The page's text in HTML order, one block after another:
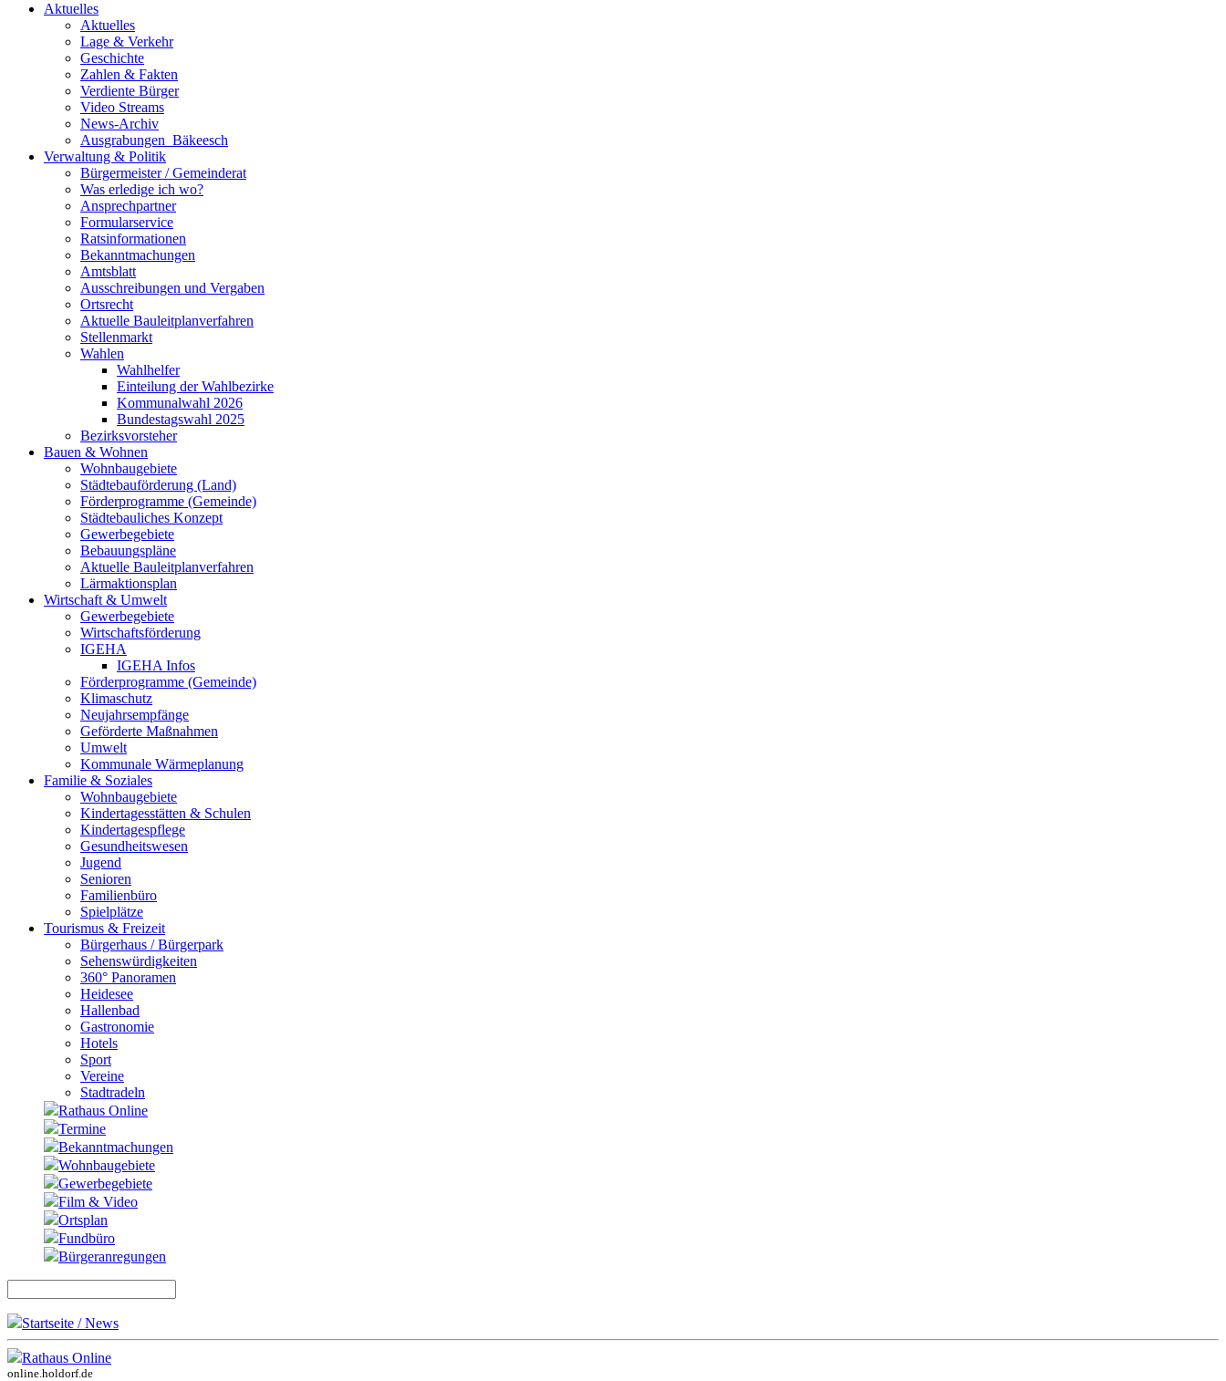
Aktuelles
Aktuelles
Lage & Verkehr
Geschichte
Zahlen & Fakten
Verdiente Bürger
Video Streams
News-Archiv
Ausgrabungen_Bäkeesch
Verwaltung & Politik
Bürgermeister / Gemeinderat
Was erledige ich wo?
Ansprechpartner
Formularservice
Ratsinformationen
Bekanntmachungen
Amtsblatt
Ausschreibungen und Vergaben
Ortsrecht
Aktuelle Bauleitplanverfahren
Stellenmarkt
Wahlen
Wahlhelfer
Einteilung der Wahlbezirke
Kommunalwahl 2026
Bundestagswahl 2025
Bezirksvorsteher
Bauen & Wohnen
Wohnbaugebiete
Städtebauförderung (Land)
Förderprogramme (Gemeinde)
Städtebauliches Konzept
Gewerbegebiete
Bebauungspläne
Aktuelle Bauleitplanverfahren
Lärmaktionsplan
Wirtschaft & Umwelt
Gewerbegebiete
Wirtschaftsförderung
IGEHA
IGEHA Infos
Förderprogramme (Gemeinde)
Klimaschutz
Neujahrsempfänge
Geförderte Maßnahmen
Umwelt
Kommunale Wärmeplanung
Familie & Soziales
Wohnbaugebiete
Kindertagesstätten & Schulen
Kindertagespflege
Gesundheitswesen
Jugend
Senioren
Familienbüro
Spielplätze
Tourismus & Freizeit
Bürgerhaus / Bürgerpark
Sehenswürdigkeiten
360° Panoramen
Heidesee
Hallenbad
Gastronomie
Hotels
Sport
Vereine
Stadtradeln
Rathaus Online
Termine
Bekanntmachungen
Wohnbaugebiete
Gewerbegebiete
Film & Video
Ortsplan
Fundbüro
Bürgeranregungen
Startseite / News
Rathaus Online
online.holdorf.de